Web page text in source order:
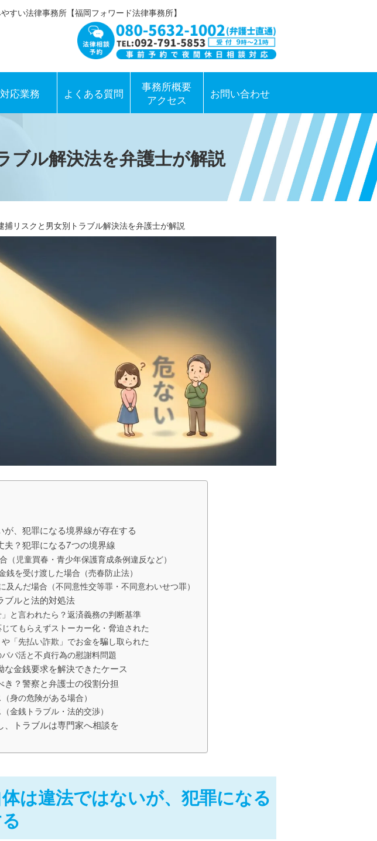
すい法律事務所【福岡フォワード法律事務所】
対応業務 よくある質問
事務所概要
アクセス
お問い合わせ
ブル解決法を弁護士が解説
捕リスクと男女別トラブル解決法を弁護士が解説
、犯罪になる境界線が存在する
夫？犯罪になる7つの境界線
（児童買春・青少年保護育成条例違反など）
を受け渡した場合（売春防止法）
んだ場合（不同意性交等罪・不同意わいせつ罪）
ブルと法的対処法
と言われたら？返済義務の判断基準
てもらえずストーカー化・脅迫された
「先払い詐欺」でお金を騙し取られた
パ活と不貞行為の慰謝料問題
な金銭要求を解決できたケース
？警察と弁護士の役割分担
身の危険がある場合）
金銭トラブル・法的交渉）
、トラブルは専門家へ相談を
は違法ではないが、犯罪になる